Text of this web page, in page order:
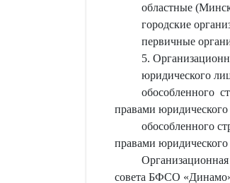
областные
городские
первичные
5.
юридического
обособленного
правами юридического
обособленного
правами юридического
совета БФСО